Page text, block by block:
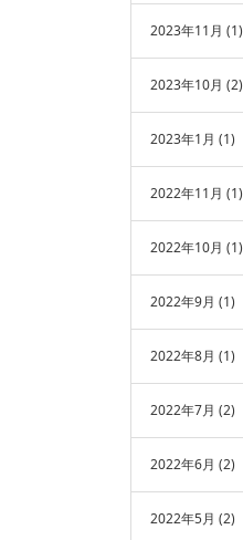
2023年11月 (1)
2023年10月 (2)
2023年1月 (1)
2022年11月 (1)
2022年10月 (1)
2022年9月 (1)
2022年8月 (1)
2022年7月 (2)
2022年6月 (2)
2022年5月 (2)